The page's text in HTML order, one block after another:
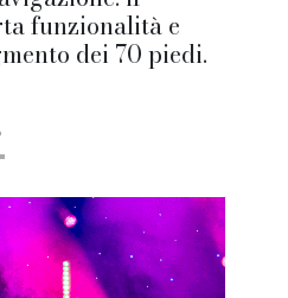
funzionalità e
dei 70 piedi.